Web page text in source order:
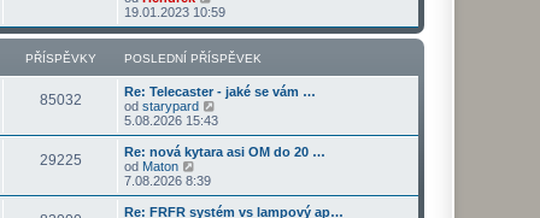
o
b
r
a
p
o
s
l
n
í
19.01.2023 10:59
PŘÍSPĚVKY POSLEDNÍ PŘÍSPĚVEK
85032
Re: Telecaster - jaké se vám …
od starypard
o
b
r
t
5.08.2026 15:43
29225
Re: nová kytara asi OM do 20 …
od Maton
o
b
r
7.08.2026 8:39
Re: FRFR systém vs lampový ap…